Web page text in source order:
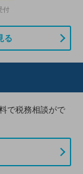
付
る
で税務相談がで